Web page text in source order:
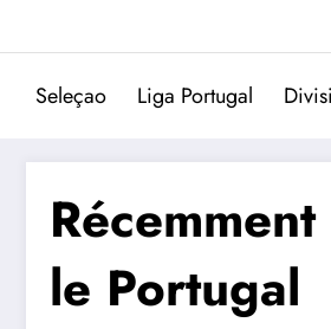
Seleçao Liga Portugal
le Portugal